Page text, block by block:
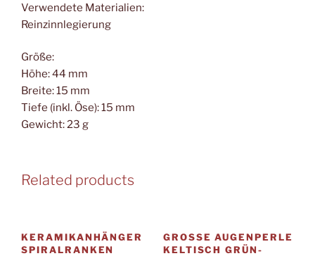
Verwendete Materialien:
Reinzinnlegierung
Größe:
Höhe: 44 mm
Breite: 15 mm
Tiefe (inkl. Öse): 15 mm
Gewicht: 23 g
Related products
KERAMIKANHÄNGER
SPIRALRANKEN
GROSSE AUGENPERLE K
ELTISCH GRÜN-B